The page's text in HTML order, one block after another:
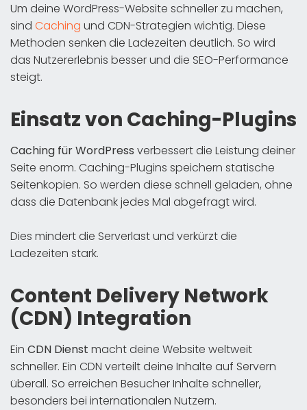
Um deine WordPress-Website schneller zu machen,
sind Caching und CDN-Strategien wichtig. Diese
Methoden senken die Ladezeiten deutlich. So wird
das Nutzererlebnis besser und die SEO-Performance
steigt.
Einsatz von Caching-Plugins
Caching für WordPress verbessert die Leistung deiner
Seite enorm. Caching-Plugins speichern statische
Seitenkopien. So werden diese schnell geladen, ohne
dass die Datenbank jedes Mal abgefragt wird.
Dies mindert die Serverlast und verkürzt die
Ladezeiten stark.
Content Delivery Network
(CDN) Integration
Ein CDN Dienst macht deine Website weltweit
schneller. Ein CDN verteilt deine Inhalte auf Servern
überall. So erreichen Besucher Inhalte schneller,
besonders bei internationalen Nutzern.